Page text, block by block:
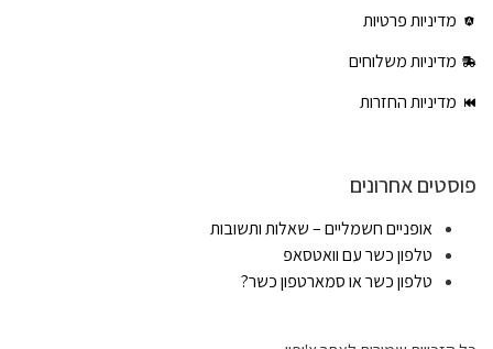
מדיניות פרטיות
מדיניות משלוחים
מדיניות החזרות
פוסטים אחרונים
אופניים חשמליים – שאלות ותשובות
טלפון כשר עם וואטסאפ
טלפון כשר או סמארטפון כשר?